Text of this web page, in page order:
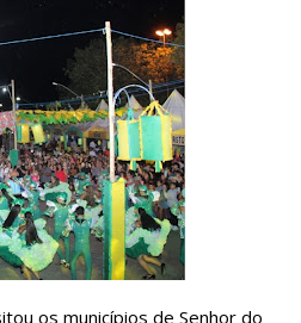
os municípios de Senhor do